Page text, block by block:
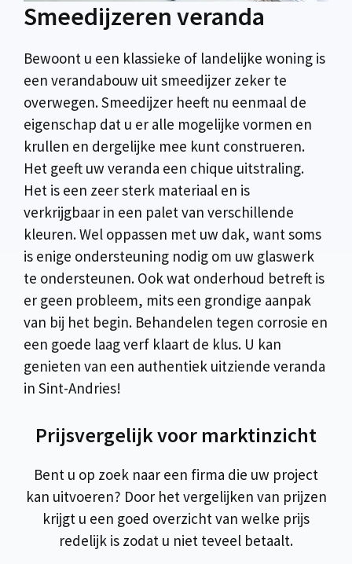
Smeedijzeren veranda
Bewoont u een klassieke of landelijke woning is
een verandabouw uit smeedijzer zeker te
overwegen. Smeedijzer heeft nu eenmaal de
eigenschap dat u er alle mogelijke vormen en
krullen en dergelijke mee kunt construeren.
Het geeft uw veranda een chique uitstraling.
Het is een zeer sterk materiaal en is
verkrijgbaar in een palet van verschillende
kleuren. Wel oppassen met uw dak, want soms
is enige ondersteuning nodig om uw glaswerk
te ondersteunen. Ook wat onderhoud betreft is
er geen probleem, mits een grondige aanpak
van bij het begin. Behandelen tegen corrosie en
een goede laag verf klaart de klus. U kan
genieten van een authentiek uitziende veranda
in Sint-Andries!
Prijsvergelijk voor marktinzicht
Bent u op zoek naar een firma die uw project
kan uitvoeren? Door het vergelijken van prijzen
krijgt u een goed overzicht van welke prijs
redelijk is zodat u niet teveel betaalt.